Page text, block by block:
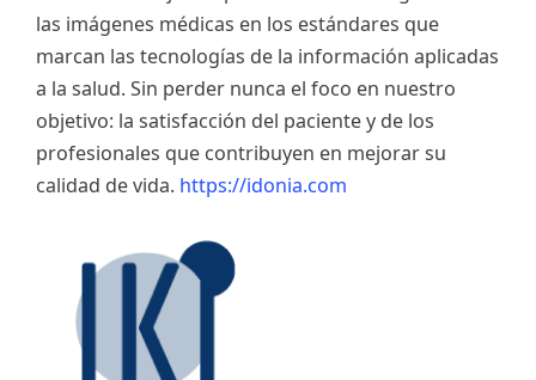
las imágenes médicas en los estándares que
marcan las tecnologías de la información aplicadas
a la salud. Sin perder nunca el foco en nuestro
objetivo: la satisfacción del paciente y de los
profesionales que contribuyen en mejorar su
calidad de vida. https://idonia.com